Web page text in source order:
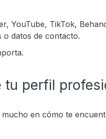
YouTube, TikTok,
datos de contacto.
tu perfil
en cómo te